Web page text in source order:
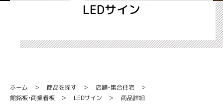
LEDサイン
ホーム 商品を探す 店舗・集合住宅
館銘板・商業看板 LEDサイン 商品詳細